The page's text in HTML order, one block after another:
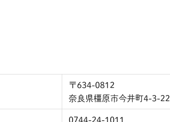
〒634-0812
奈良県橿原市今井町4-3-22
0744-24-1011